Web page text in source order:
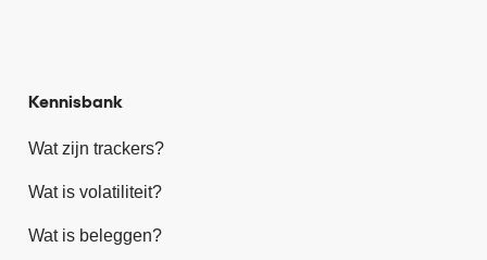
Kennisbank
Wat zijn trackers?
Wat is volatiliteit?
Wat is beleggen?